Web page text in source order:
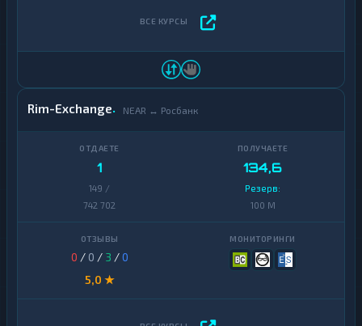
Rim-Exchange NEAR ↔ Росбанк
1
149 /
742 702
134,6
Резерв:
100 M
0 / 0 / 3 /0
5,0 ★